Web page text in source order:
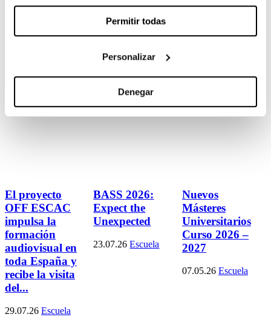
Permitir todas
Personalizar
Denegar
El proyecto
OFF ESCAC
impulsa la
formación
audiovisual en
toda España y
recibe la visita
del...
29.07.26 Escuela
BASS 2026:
Expect the
Unexpected
23.07.26 Escuela
Nuevos
Másteres
Universitarios
Curso 2026 –
2027
07.05.26 Escuela